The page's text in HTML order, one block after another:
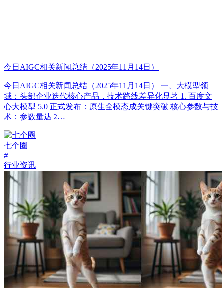
今日AIGC相关新闻总结（2025年11月14日）
今日AIGC相关新闻总结（2025年11月14日） 一、大模型领
域：头部企业迭代核心产品，技术路线差异化显著 1. 百度文
心大模型 5.0 正式发布：原生全模态成关键突破 核心参数与技
术：参数量达 2…
七个圈
#
行业资讯